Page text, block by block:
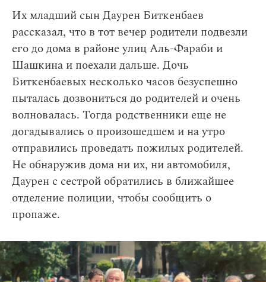
Их младший сын Даурен Биткенбаев
рассказал, что в тот вечер родители подвезли
его до дома в районе улиц Аль-Фараби и
Шашкина и поехали дальше. Дочь
Биткенбаевых несколько часов безуспешно
пыталась дозвониться до родителей и очень
волновалась. Тогда родственники еще не
догадывались о произошедшем и на утро
отправились проведать пожилых родителей.
Не обнаружив дома ни их, ни автомобиля,
Даурен с сестрой обратились в ближайшее
отделение полиции, чтобы сообщить о
пропаже.